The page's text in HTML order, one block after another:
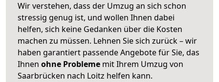
Wir verstehen, dass der Umzug an sich schon
stressig genug ist, und wollen Ihnen dabei
helfen, sich keine Gedanken über die Kosten
machen zu müssen. Lehnen Sie sich zurück – wir
haben garantiert passende Angebote für Sie, das
Ihnen ohne Probleme mit Ihrem Umzug von
Saarbrücken nach Loitz helfen kann.